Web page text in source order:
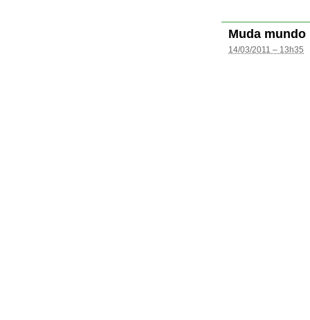
Muda mundo
14/03/2011 – 13h35